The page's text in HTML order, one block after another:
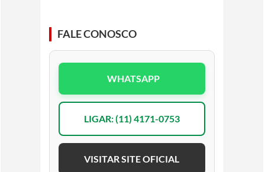
FALE CONOSCO
WHATSAPP
LIGAR: (11) 4171-0753
VISITAR SITE OFICIAL